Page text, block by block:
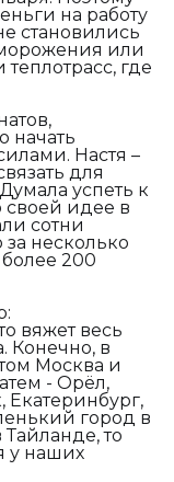
на работу
становились
или
теплотрасс, где
начать
Настя –
для
успеть к
своей идее в
сотни
несколько
200
вяжет весь
Конечно, в
Москва и
- Орёл,
Екатеринбург,
город в
то
у наших